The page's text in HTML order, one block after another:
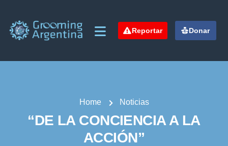
Reportar Donar
Home Noticias
“DE LA CONCIENCIA A LA
ACCIÓN”